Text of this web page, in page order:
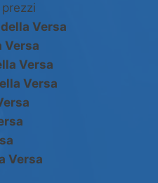
prezzi
Versa
Versa
Versa
Versa
Versa